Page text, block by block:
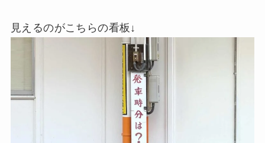
見えるのがこちらの看板↓